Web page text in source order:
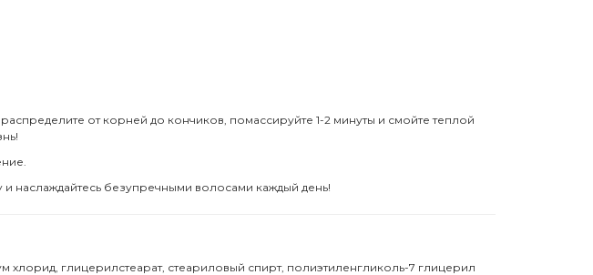
от корней до кончиков, помассируйте 1-2 минуты и смойте теплой
наслаждайтесь безупречными волосами каждый день!
глицерилстеарат, стеариловый спирт, полиэтиленгликоль-7 глицерил